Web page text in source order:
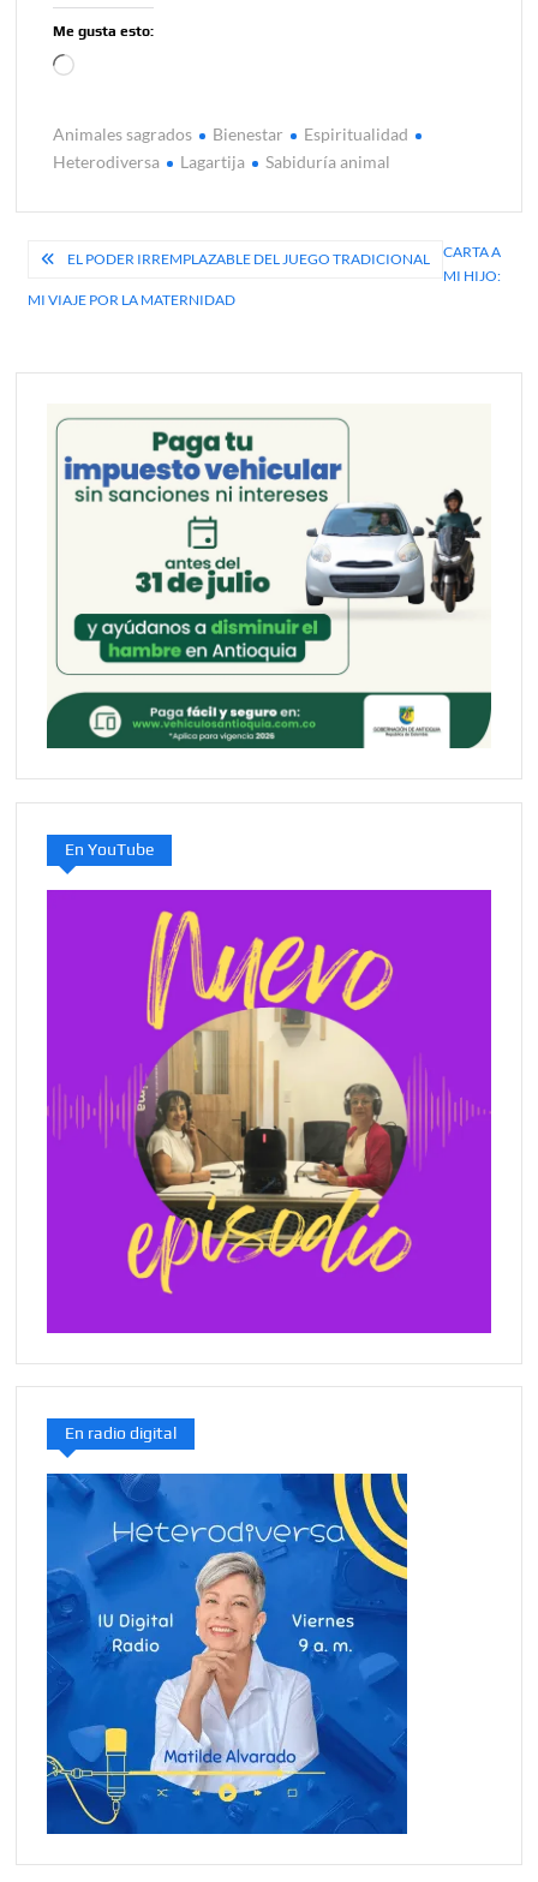
Me gusta esto:
Cargando...
Animales sagrados Bienestar
Espiritualidad
Heterodiversa
Lagartija Sabiduría animal
Navegación
de
EL PODER IRREMPLAZABLE DEL JUEGO TRADICIONAL
CARTA A
MI HIJO:
MI VIAJE POR LA MATERNIDAD
En YouTube
En radio digital